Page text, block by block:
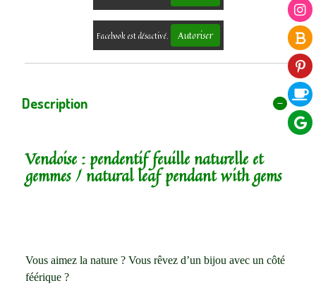
Facebook est désactivé. Autoriser
Description
Vendoise : pendentif feuille naturelle et
gemmes / natural leaf pendant with gems
Vous aimez la nature ? Vous rêvez d’un bijou avec un côté
féérique ?